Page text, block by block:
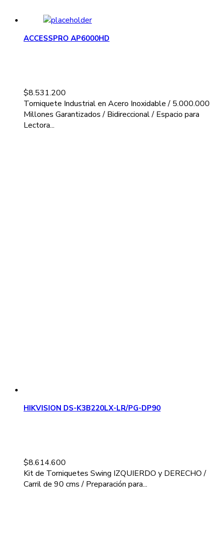
ACCESSPRO AP6000HD
$8.531.200
Torniquete Industrial en Acero Inoxidable / 5.000.000
Millones Garantizados / Bidireccional / Espacio para
Lectora...
HIKVISION DS-K3B220LX-LR/PG-DP90
$8.614.600
Kit de Torniquetes Swing IZQUIERDO y DERECHO /
Carril de 90 cms / Preparación para...